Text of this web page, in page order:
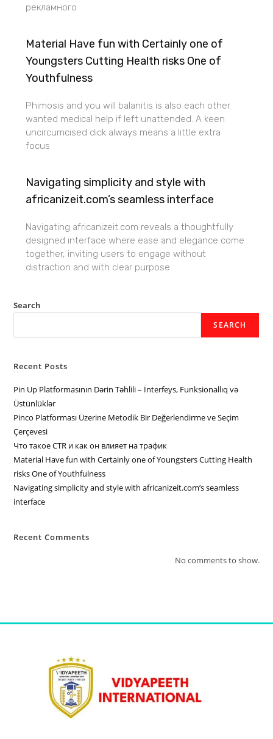
рекламного
Material Have fun with Certainly one of
Youngsters Cutting Health risks One of
Youthfulness
Phimosis and you will balanitis is also each other
wanted medical help if left unattended. A keen
uncircumcised dick always means a little extra
focus
Navigating simplicity and style with
africanizeit.com’s seamless interface
Navigating africanizeit.com reveals a thoughtfully
designed interface where ease and elegance come
together, inviting users to engage without
distraction and with clear purpose.
Search
SEARCH
Recent Posts
Pin Up Platformasının Dərin Təhlili – İnterfeys, Funksionallıq və
Üstünlüklər
Pinco Platforması Üzerine Metodik Bir Değerlendirme ve Seçim
Çerçevesi
Что такое CTR и как он влияет на трафик
Material Have fun with Certainly one of Youngsters Cutting Health
risks One of Youthfulness
Navigating simplicity and style with africanizeit.com’s seamless
interface
Recent Comments
No comments to show.